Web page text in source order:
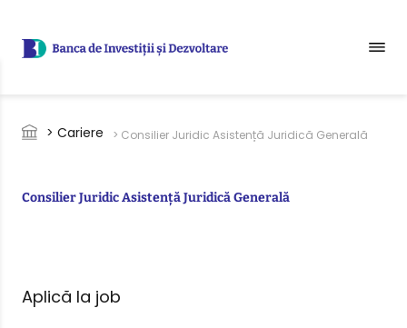
Breadcrumb
> Cariere > Consilier Juridic Asistență Juridică Generală
Consilier Juridic Asistență Juridică Generală
Aplică la job